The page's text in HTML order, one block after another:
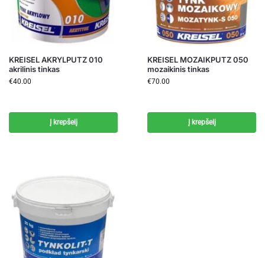
KREISEL AKRYLPUTZ 010
akrilinis tinkas
€40.00
Į krepšelį
KREISEL MOZAIKPUTZ 050
mozaikinis tinkas
€70.00
Į krepšelį